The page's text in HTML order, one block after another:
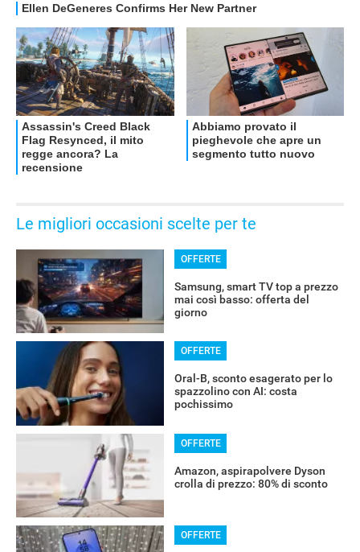
Le migliori occasioni scelte per te
OFFERTE
Samsung, smart TV top a prezzo
mai così basso: offerta del
giorno
OFFERTE
Oral-B, sconto esagerato per lo
spazzolino con AI: costa
pochissimo
OFFERTE
Amazon, aspirapolvere Dyson
crolla di prezzo: 80% di sconto
OFFERTE